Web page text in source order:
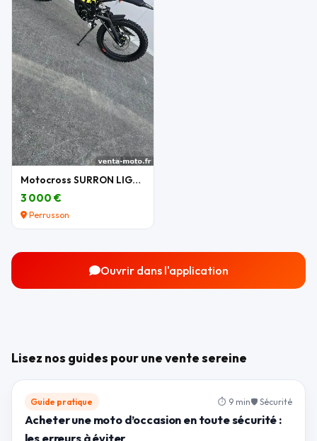
Motocross SURRON LIGHT BEE X 2026
3 000 €
Perrusson
Ouvrir dans l'application
Lisez nos guides pour une vente sereine
Guide pratique ⏱ 9 min🛡 Sécurité
Acheter une moto d’occasion en toute sécurité :
les erreurs à éviter